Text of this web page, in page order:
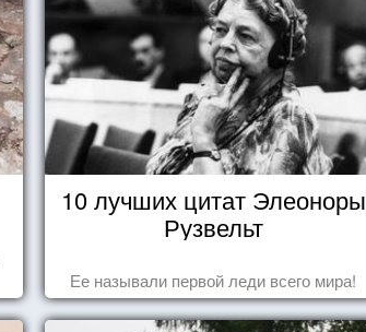
10 лучших цитат Элеоноры
Рузвельт
Ее называли первой леди всего мира!